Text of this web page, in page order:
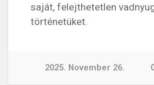
saját, felejthetetlen
történetüket.
2025. November 26.